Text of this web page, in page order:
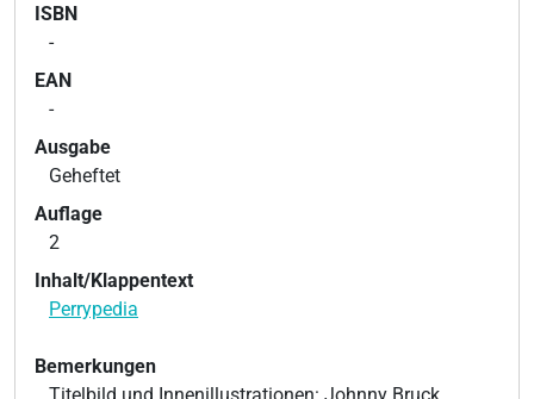
ISBN
-
EAN
-
Ausgabe
Geheftet
Auflage
2
Inhalt/Klappentext
Perrypedia
Bemerkungen